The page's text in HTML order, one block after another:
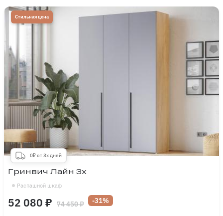
Стильная цена
0₽ от 3х дней
Распашной шкаф
Гринвич Лайн 3х
52 080 ₽ 74 450 ₽ -31%